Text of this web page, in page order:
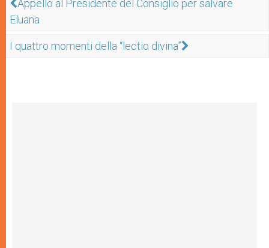
Appello al Presidente del Consiglio per salvare
Eluana
I quattro momenti della “lectio divina”